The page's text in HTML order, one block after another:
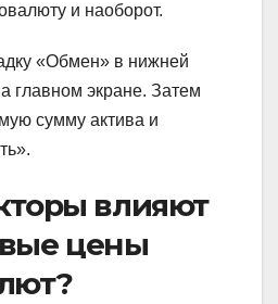
и наоборот.
«Обмен» в нижней
главном экране. Затем
сумму актива и
влияют
цены